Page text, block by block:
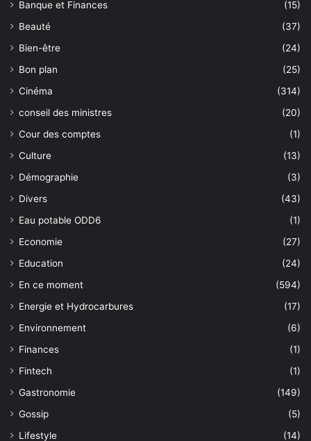
Banque et Finances
(15)
Beauté
(37)
Bien-être
(24)
Bon plan
(25)
Cinéma
(314)
conseil des ministres
(20)
Cour des comptes
(1)
Culture
(13)
Démographie
(3)
Divers
(43)
Eau potable ODD6
(1)
Economie
(27)
Education
(24)
En ce moment
(594)
Energie et Hydrocarbures
(17)
Environnement
(6)
Finances
(1)
Fintech
(1)
Gastronomie
(149)
Gossip
(5)
Lifestyle
(14)